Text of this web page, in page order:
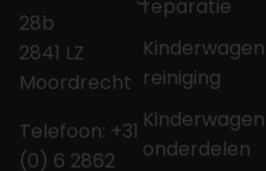
28b
2841 LZ
Moordrecht
Telefoon: +31
(0) 6 2862
reparatie
Kinderwagen
reiniging
Kinderwagen
onderdelen